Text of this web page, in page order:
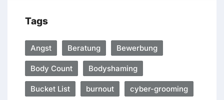
Tags
Angst Beratung Bewerbung
Body Count Bodyshaming
Bucket List burnout cyber-grooming